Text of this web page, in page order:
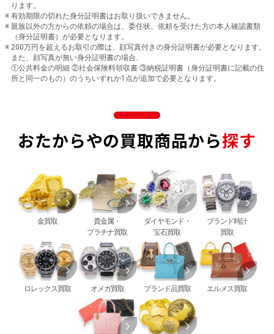
ります。
有効期限の切れた身分証明書はお取り扱いできません。
親族以外の方からの依頼の場合は、委任状、依頼を受けた方の本人確認書類
（身分証明書）が必要となります。
200万円を超えるお取引の際は、顔写真付きの身分証明書が必要となります。
また、顔写真が無い身分証明書の場合、
①公共料金の明細 ②社会保険料領収書 ③納税証明書（身分証明書に記載の住
所と同一のもの）のうちいずれか1点が追加で必要となります。
おたからやの買取商品から探す
金買取
貴金属・
プラチナ買取
ダイヤモンド・
宝石買取
ブランド時計
買取
ロレックス買取 オメガ買取 ブランド品買取 エルメス買取